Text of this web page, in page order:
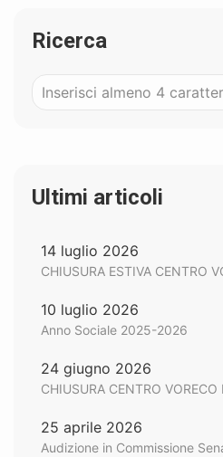
Ricerca
Ultimi articoli
14 luglio 2026
CHIUSURA ESTIVA CENTRO
10 luglio 2026
Anno Sociale 2025-2026
24 giugno 2026
CHIUSURA CENTRO
25 aprile 2026
Audizione in Commissione